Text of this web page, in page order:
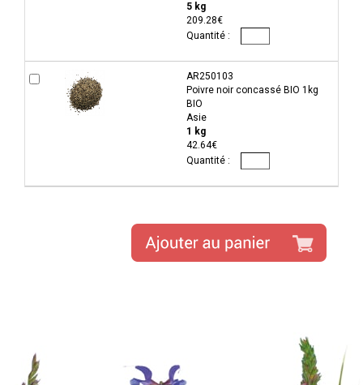
5 kg
209.28€
AR250103
Poivre noir concassé BIO 1kg
BIO
Asie
1 kg
42.64€